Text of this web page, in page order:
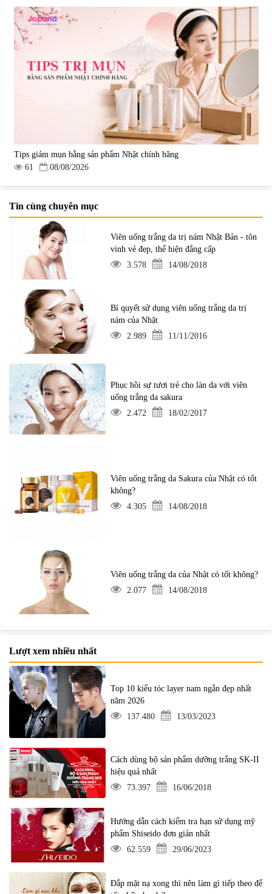
Tips giảm mụn bằng sản phẩm Nhật chính hãng
61
08/08/2026
Tin cùng chuyên mục
Viên uống trắng da trị nám Nhật Bản - tôn
vinh vẻ đẹp, thể hiện đẳng cấp
3.578
14/08/2018
Bí quyết sử dụng viên uống trắng da trị
nám của Nhật
2.989
11/11/2016
Phục hồi sự tươi trẻ cho làn da với viên
uống trắng da sakura
2.472
18/02/2017
Viên uống trắng da Sakura của Nhật có tốt
không?
4.305
14/08/2018
Viên uống trắng da của Nhật có tốt không?
2.077
14/08/2018
Lượt xem nhiều nhất
Top 10 kiểu tóc layer nam ngắn đẹp nhất
năm 2026
137.480
13/03/2023
Cách dùng bộ sản phẩm dưỡng trắng SK-II
hiệu quả nhất
73.397
16/06/2018
Hướng dẫn cách kiểm tra hạn sử dụng mỹ
phẩm Shiseido đơn giản nhất
62.559
29/06/2023
Đắp mặt nạ xong thì nên làm gì tiếp theo để